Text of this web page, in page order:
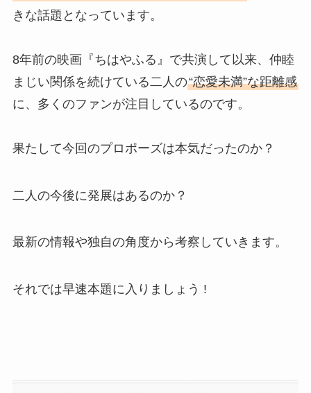
きな話題となっています。
8年前の映画『ちはやふる』で共演して以来、仲睦
まじい関係を続けている二人の“恋愛未満”な距離感
に、多くのファンが注目しているのです。
果たして今回のプロポーズは本気だったのか？
二人の今後に発展はあるのか？
最新の情報や独自の角度から考察していきます。
それでは早速本題に入りましょう !